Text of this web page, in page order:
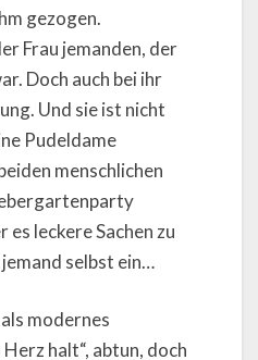
gezogen.
Frau jemanden, der
Doch auch bei ihr
Und sie ist nicht
Pudeldame
menschlichen
leckere Sachen zu
selbst ein…
modernes
halt“, abtun, doch